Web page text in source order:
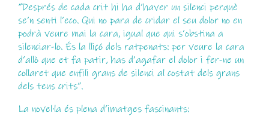
“Després de cada crit hi ha d’haver un silenci perquè
se’n senti l’eco. Qui no para de cridar el seu dolor no en
podrà veure mai la cara, igual que qui s’obstina a
silenciar-lo. És la lliçó dels ratpenats: per veure la cara
d’allò que et fa patir, has d’agafar el dolor i fer-ne un
collaret que enfili grans de silenci al costat dels grans
dels teus crits”.
La novel·la és plena d’imatges fascinants: